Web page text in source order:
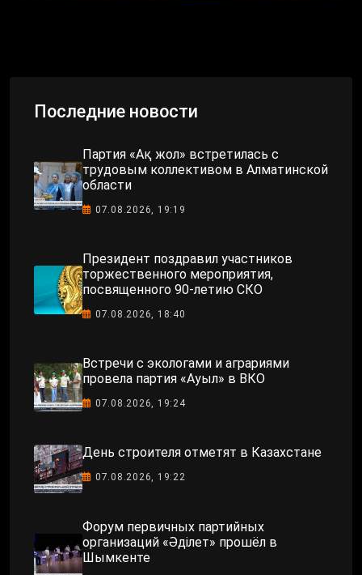
Последние новости
Партия «Ақ жол» встретилась с
трудовым коллективом в Алматинской
области
07.08.2026, 19:19
Президент поздравил участников
торжественного мероприятия,
посвященного 90-летию СКО
07.08.2026, 18:40
Встречи с экологами и аграриями
провела партия «Ауыл» в ВКО
07.08.2026, 19:24
День строителя отметят в Казахстане
07.08.2026, 19:22
Форум первичных партийных
организаций «Әділет» прошёл в
Шымкенте